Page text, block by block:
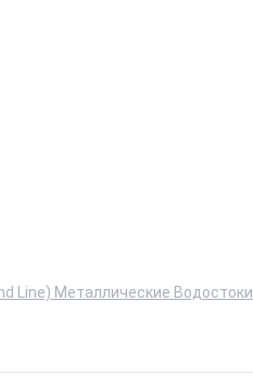
Line) Металлические Водостоки